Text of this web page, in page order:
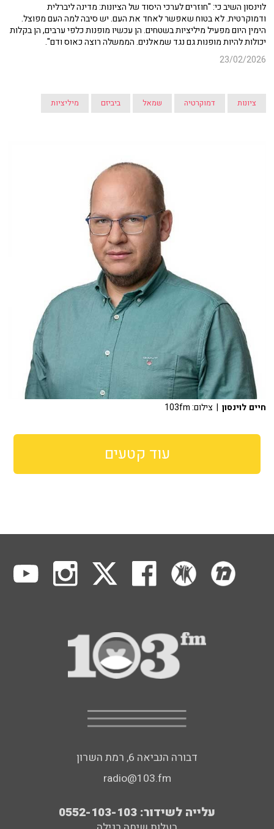
לוינסון השיב כי: "חוזרים לערכי היסוד של הציונות: מדינה ליברלית
ודמוקרטית. לא בטוח שאפשר לאחד את העם. יש סיבה למה העם מפוצל.
הימין היום מפעיל מיליציות בשטחים. הן עכשיו מופנות כלפי ערבים, הן בקלות
יכולות להיות מופנות גם נגד שמאלנים. הממשלה רוצה כאוס ודם".
23/02/2026
ציונות דמוקרטיה שמאל ביביזם מיליציות
חיים לוינסון | צילום: 103fm
עוד קטעים
דבורה הנביאה 6, רמת השרון
radio@103.fm
עלייה לשידור: 0552-103-103